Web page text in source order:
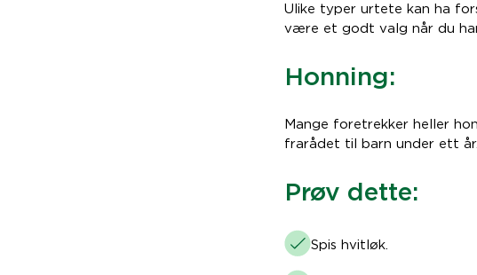
Ulike typer urtete kan ha
være et godt valg når du
Honning:
Mange foretrekker heller
frarådet til barn under ett
Prøv dette:
Spis hvitløk.